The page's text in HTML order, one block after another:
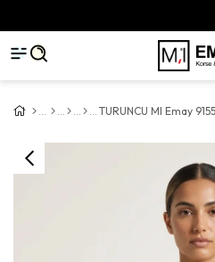
TURUNCU MI Emay